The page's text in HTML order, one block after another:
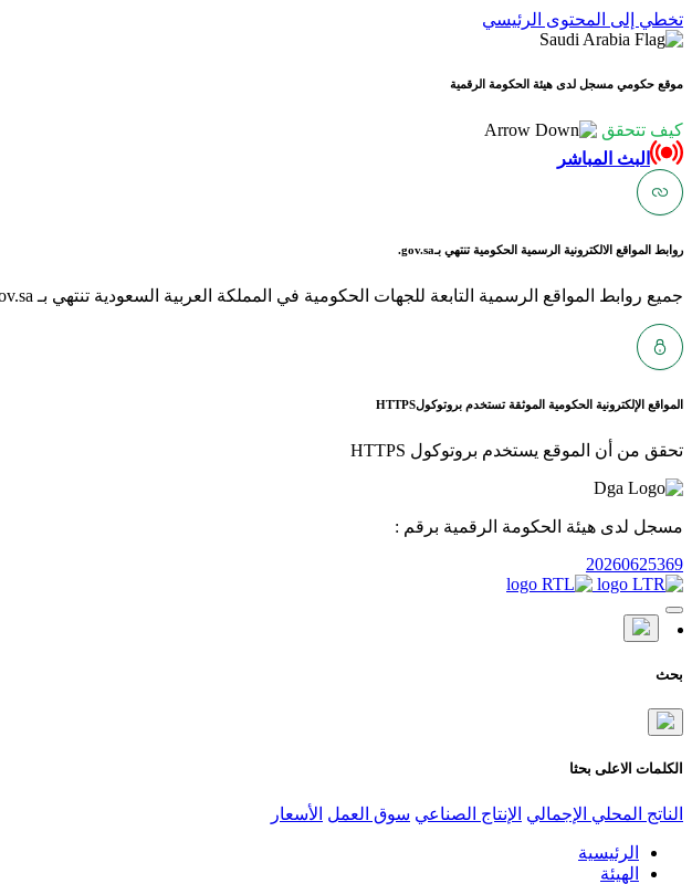
تخطي إلى المحتوى الرئيسي
موقع حكومي مسجل لدى هيئة الحكومة الرقمية
كيف تتحقق
البث المباشر
روابط المواقع الالكترونية الرسمية الحكومية تنتهي بـgov.sa.
جميع روابط المواقع الرسمية التابعة للجهات الحكومية في المملكة العربية السعودية تنتهي بـ gov.sa
المواقع الإلكترونية الحكومية الموثقة تستخدم بروتوكولHTTPS
تحقق من أن الموقع يستخدم بروتوكول HTTPS
مسجل لدى هيئة الحكومة الرقمية برقم :
20260625369
بحث
الكلمات الاعلى بحثا
الناتج المحلي الإجمالي الإنتاج الصناعي سوق العمل الأسعار
الرئيسية
الهيئة